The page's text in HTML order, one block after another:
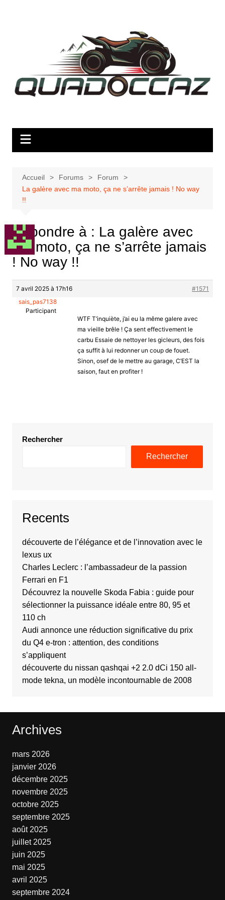
Accueil Forums
Forum
La galère avec ma moto, ça ne s’arrête jamais ! No way
!!
Répondre à : La galère avec
ma moto, ça ne s’arrête jamais
! No way !!
7 avril 2025 à 17h16
#1571
sais_pas7138
Participant
WTF T’inquiète, j’ai eu la même galere avec
ma vieille brêle ! Ça sent effectivement le
carbu Essaie de nettoyer les gicleurs, des fois
ça suffit à lui redonner un coup de fouet.
Sinon, osef de le mettre au garage, C’EST la
saison, faut en profiter !
Rechercher
Rechercher
Recents
découverte de l’élégance et de l’innovation avec le
lexus ux
Charles Leclerc : l’ambassadeur de la passion
Ferrari en F1
Découvrez la nouvelle Skoda Fabia : guide pour
sélectionner la puissance idéale entre 80, 95 et
110 ch
Audi annonce une réduction significative du prix
du Q4 e-tron : attention, des conditions
s’appliquent
découverte du nissan qashqai +2 2.0 dCi 150 all-
mode tekna, un modèle incontournable de 2008
Archives
mars 2026
janvier 2026
décembre 2025
novembre 2025
octobre 2025
septembre 2025
août 2025
juillet 2025
juin 2025
mai 2025
avril 2025
septembre 2024